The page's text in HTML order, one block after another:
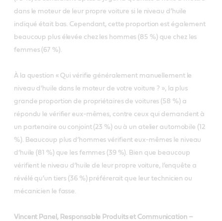
dans le moteur de leur propre voiture si le niveau d’huile
indiqué était bas. Cependant, cette proportion est également
beaucoup plus élevée chez les hommes (85 %) que chez les
femmes (67 %).
À la question « Qui vérifie généralement manuellement le
niveau d’huile dans le moteur de votre voiture ? », la plus
grande proportion de propriétaires de voitures (58 %) a
répondu le vérifier eux-mêmes, contre ceux qui demandent à
un partenaire ou conjoint (23 %) ou à un atelier automobile (12
%). Beaucoup plus d’hommes vérifient eux-mêmes le niveau
d’huile (81 %) que les femmes (39 %). Bien que beaucoup
vérifient le niveau d’huile de leur propre voiture, l’enquête a
révélé qu’un tiers (36 %) préférerait que leur technicien ou
mécanicien le fasse.
Vincent Panel, Responsable Produits et Communication –